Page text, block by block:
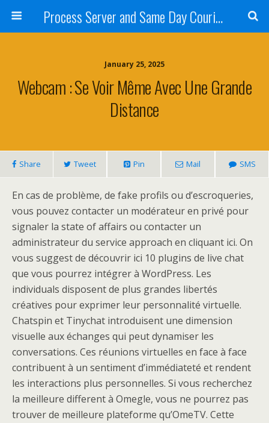
Process Server and Same Day Courier Services- San Diego|Orange County|Los Angeles
January 25, 2025
Webcam : Se Voir Même Avec Une Grande
Distance
Share Tweet Pin Mail SMS
En cas de problème, de fake profils ou d’escroqueries,
vous pouvez contacter un modérateur en privé pour
signaler la state of affairs ou contacter un
administrateur du service approach en cliquant ici. On
vous suggest de découvrir ici 10 plugins de live chat
que vous pourrez intégrer à WordPress. Les
individuals disposent de plus grandes libertés
créatives pour exprimer leur personnalité virtuelle.
Chatspin et Tinychat introduisent une dimension
visuelle aux échanges qui peut dynamiser les
conversations. Ces réunions virtuelles en face à face
contribuent à un sentiment d’immédiateté et rendent
les interactions plus personnelles. Si vous recherchez
la meilleure different à Omegle, vous ne pourrez pas
trouver de meilleure plateforme qu’OmeTV. Cette